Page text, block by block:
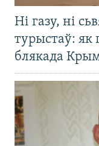
Ні газу, ні
турыстаў: як
блякада